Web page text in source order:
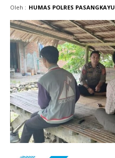
Oleh : HUMAS POLRES PASANGKAYU